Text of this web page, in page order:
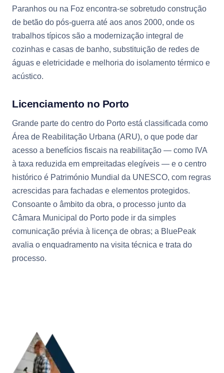
Paranhos ou na Foz encontra-se sobretudo construção
de betão do pós-guerra até aos anos 2000, onde os
trabalhos típicos são a modernização integral de
cozinhas e casas de banho, substituição de redes de
águas e eletricidade e melhoria do isolamento térmico e
acústico.
Licenciamento no Porto
Grande parte do centro do Porto está classificada como
Área de Reabilitação Urbana (ARU), o que pode dar
acesso a benefícios fiscais na reabilitação — como IVA
à taxa reduzida em empreitadas elegíveis — e o centro
histórico é Património Mundial da UNESCO, com regras
acrescidas para fachadas e elementos protegidos.
Consoante o âmbito da obra, o processo junto da
Câmara Municipal do Porto pode ir da simples
comunicação prévia à licença de obras; a BluePeak
avalia o enquadramento na visita técnica e trata do
processo.